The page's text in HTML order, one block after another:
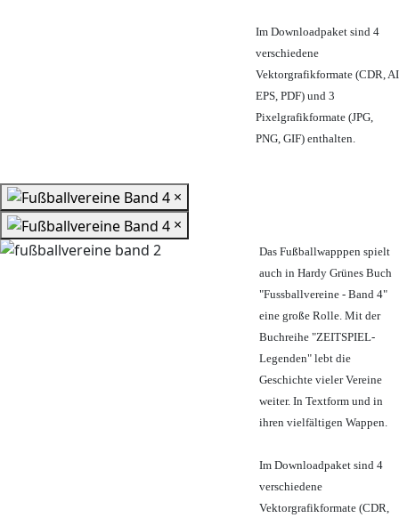
Im Downloadpaket sind 4
verschiedene
Vektorgrafikformate (CDR, AI
EPS, PDF) und 3
Pixelgrafikformate (JPG,
PNG, GIF) enthalten.
×
×
Das Fußballwapppen spielt
auch in Hardy Grünes Buch
"Fussballvereine - Band 4"
eine große Rolle. Mit der
Buchreihe "ZEITSPIEL-
Legenden" lebt die
Geschichte vieler Vereine
weiter. In Textform und in
ihren vielfältigen Wappen.
Im Downloadpaket sind 4
verschiedene
Vektorgrafikformate (CDR,